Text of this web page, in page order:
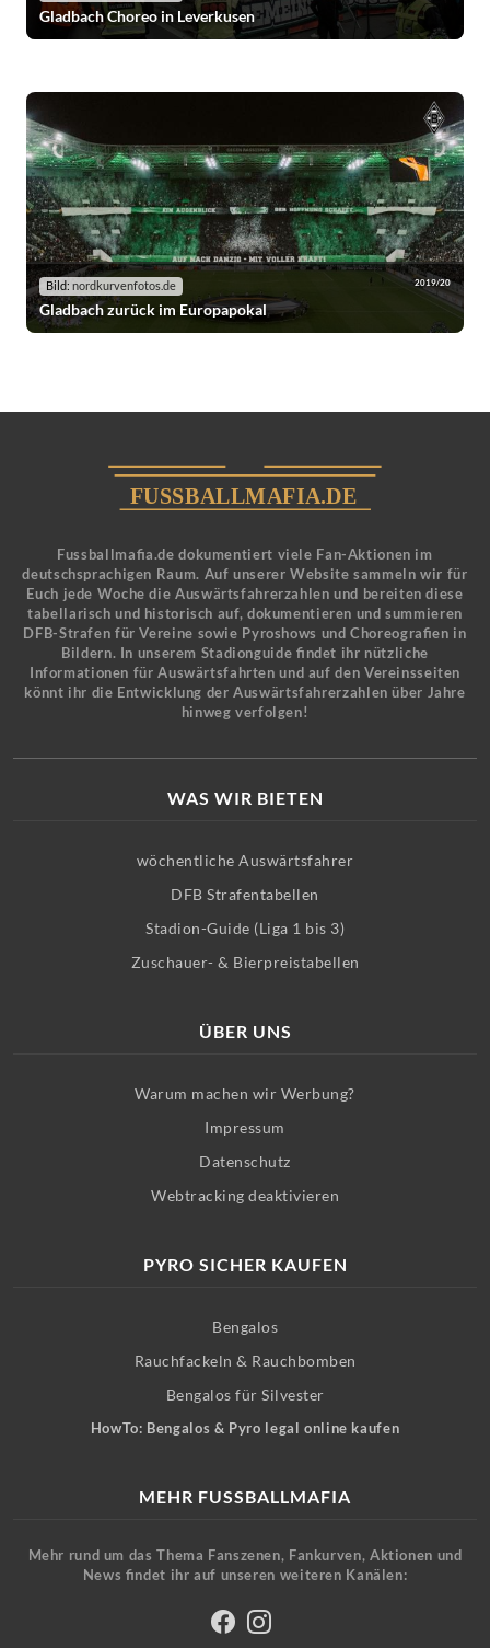
Gladbach Choreo in Leverkusen
Bild: nordkurvenfotos.de 2019/20
Gladbach zurück im Europapokal
Fussballmafia.de dokumentiert viele Fan-Aktionen im
deutschsprachigen Raum. Auf unserer Website sammeln wir für
Euch jede Woche die Auswärtsfahrerzahlen und bereiten diese
tabellarisch und historisch auf, dokumentieren und summieren
DFB-Strafen für Vereine sowie Pyroshows und Choreografien in
Bildern. In unserem Stadionguide findet ihr nützliche
Informationen für Auswärtsfahrten und auf den Vereinsseiten
könnt ihr die Entwicklung der Auswärtsfahrerzahlen über Jahre
hinweg verfolgen!
WAS WIR BIETEN
wöchentliche Auswärtsfahrer
DFB Strafentabellen
Stadion-Guide (Liga 1 bis 3)
Zuschauer- & Bierpreistabellen
ÜBER UNS
Warum machen wir Werbung?
Impressum
Datenschutz
Webtracking deaktivieren
PYRO SICHER KAUFEN
Bengalos
Rauchfackeln & Rauchbomben
Bengalos für Silvester
HowTo: Bengalos & Pyro legal online kaufen
MEHR FUSSBALLMAFIA
Mehr rund um das Thema Fanszenen, Fankurven, Aktionen und
News findet ihr auf unseren weiteren Kanälen: